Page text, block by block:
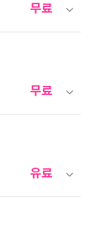
무료
무료
유료